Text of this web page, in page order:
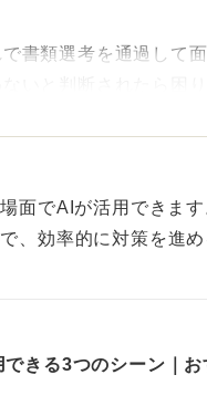
で書類選考を通過して
いと判断されたら困り
で伝えることが自
えた文章ではないの
られるかどうかが懸
を見られていますか
面でAIが活用できま
、効率的に対策を進
きる3つのシーン｜お